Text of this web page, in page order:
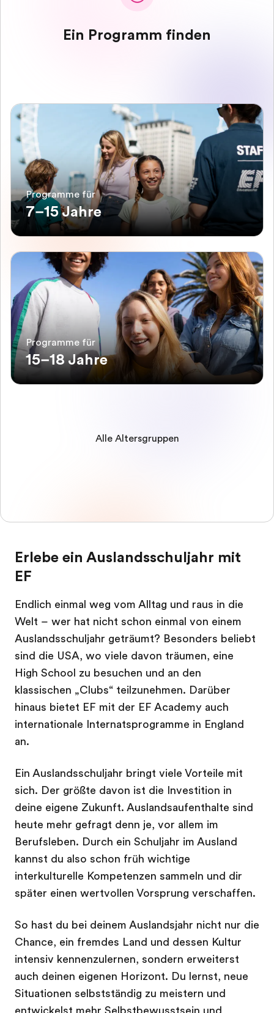
Ein Programm finden
Programme für
7–15 Jahre
Programme für
15–18 Jahre
Alle Altersgruppen
Erlebe ein Auslandsschuljahr mit
EF
Endlich einmal weg vom Alltag und raus in die
Welt – wer hat nicht schon einmal von einem
Auslandsschuljahr geträumt? Besonders beliebt
sind die USA, wo viele davon träumen, eine
High School zu besuchen und an den
klassischen „Clubs“ teilzunehmen. Darüber
hinaus bietet EF mit der EF Academy auch
internationale Internatsprogramme in England
an.
Ein Auslandsschuljahr bringt viele Vorteile mit
sich. Der größte davon ist die Investition in
deine eigene Zukunft. Auslandsaufenthalte sind
heute mehr gefragt denn je, vor allem im
Berufsleben. Durch ein Schuljahr im Ausland
kannst du also schon früh wichtige
interkulturelle Kompetenzen sammeln und dir
später einen wertvollen Vorsprung verschaffen.
So hast du bei deinem Auslandsjahr nicht nur die
Chance, ein fremdes Land und dessen Kultur
intensiv kennenzulernen, sondern erweiterst
auch deinen eigenen Horizont. Du lernst, neue
Situationen selbstständig zu meistern und
entwickelst mehr Selbstbewusstsein und